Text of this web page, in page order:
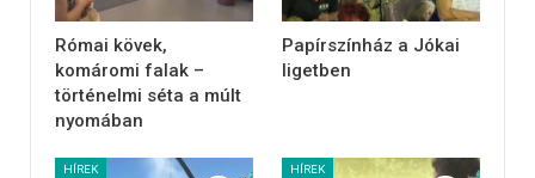
Római kövek,
komáromi falak –
történelmi séta a múlt
nyomában
Papírszínház a Jókai
ligetben
HÍREK HÍREK